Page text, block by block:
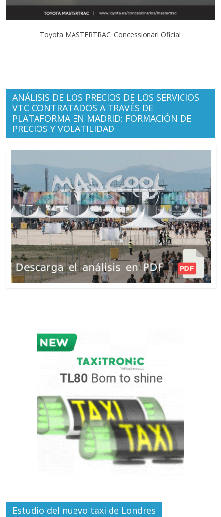
Toyota MASTERTRAC. Concessionari Oficial
ANÁLISIS DE LOS PRECIOS DE LOS SERVICIOS
VTC CONTRATADOS A TRAVÉS DE
PLATAFORMA EN MADRID: FORMACIÓN DE
PRECIOS Y VOLATILIDAD
Estudio del nuevo taxi de Londres